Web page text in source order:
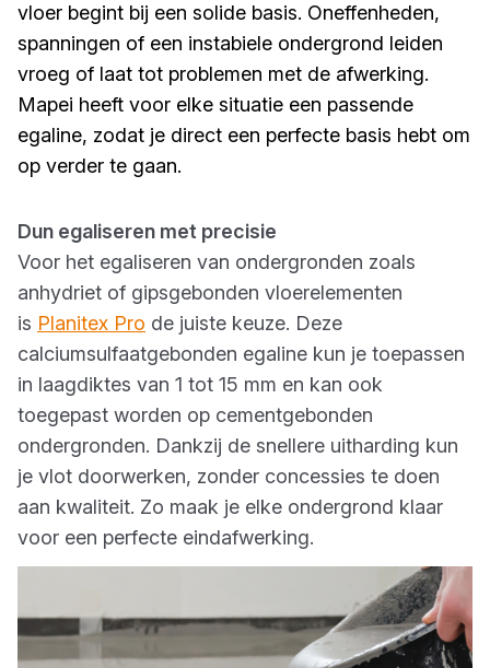
vloer begint bij een solide basis. Oneffenheden,
spanningen of een instabiele ondergrond leiden
vroeg of laat tot problemen met de afwerking.
Mapei heeft voor elke situatie een passende
egaline, zodat je direct een perfecte basis hebt om
op verder te gaan.
Dun egaliseren met precisie
Voor het egaliseren van ondergronden zoals
anhydriet of gipsgebonden vloerelementen
is Planitex Pro de juiste keuze. Deze
calciumsulfaatgebonden egaline kun je toepassen
in laagdiktes van 1 tot 15 mm en kan ook
toegepast worden op cementgebonden
ondergronden. Dankzij de snellere uitharding kun
je vlot doorwerken, zonder concessies te doen
aan kwaliteit. Zo maak je elke ondergrond klaar
voor een perfecte eindafwerking.